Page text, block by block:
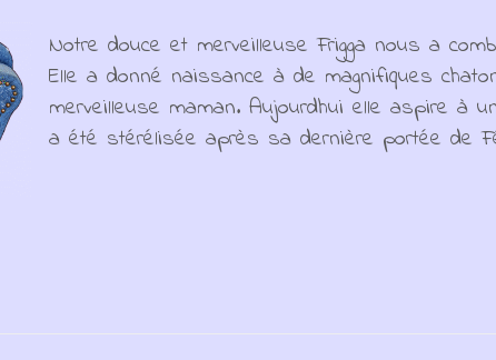
Notre douce et merveilleuse Frigga nous a
Elle a donné naissance à de magnifiques
merveilleuse maman. Aujourdhui elle aspire à
a été stérélisée après sa dernière portée de